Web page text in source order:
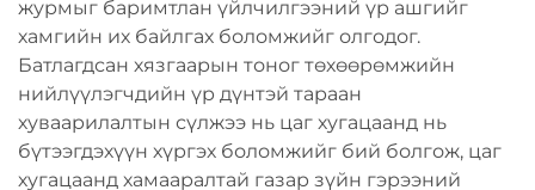
журмыг баримтлан үйлчилгээний үр ашгийг
хамгийн их байлгах боломжийг олгодог.
Батлагдсан хязгаарын тоног төхөөрөмжийн
нийлүүлэгчдийн үр дүнтэй тараан
хуваарилалтын сүлжээ нь цаг хугацаанд нь
бүтээгдэхүүн хүргэх боломжийг бий болгож, цаг
хугацаанд хамааралтай газар зүйн гэрээний